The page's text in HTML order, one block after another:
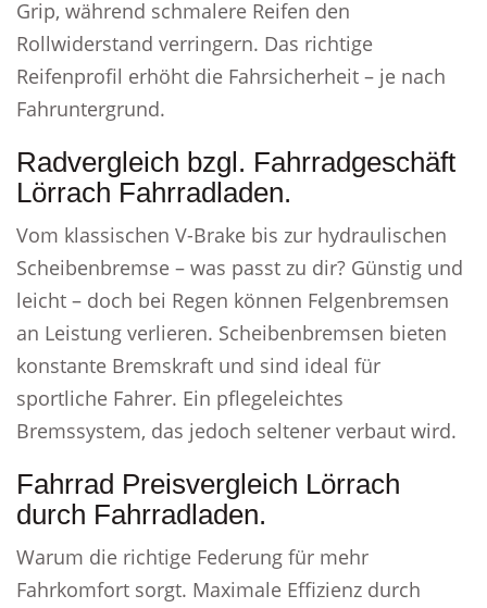
Grip, während schmalere Reifen den
Rollwiderstand verringern. Das richtige
Reifenprofil erhöht die Fahrsicherheit – je nach
Fahruntergrund.
Radvergleich bzgl. Fahrradgeschäft
Lörrach Fahrradladen.
Vom klassischen V-Brake bis zur hydraulischen
Scheibenbremse – was passt zu dir? Günstig und
leicht – doch bei Regen können Felgenbremsen
an Leistung verlieren. Scheibenbremsen bieten
konstante Bremskraft und sind ideal für
sportliche Fahrer. Ein pflegeleichtes
Bremssystem, das jedoch seltener verbaut wird.
Fahrrad Preisvergleich Lörrach
durch Fahrradladen.
Warum die richtige Federung für mehr
Fahrkomfort sorgt. Maximale Effizienz durch